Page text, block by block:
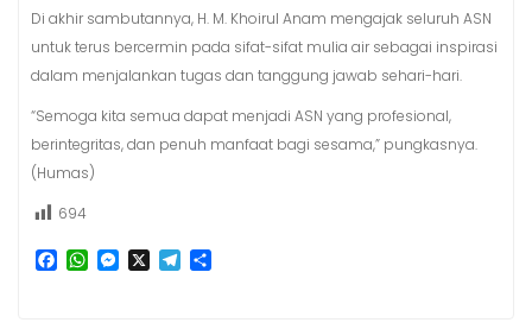
Di akhir sambutannya, H. M. Khoirul Anam mengajak seluruh ASN
untuk terus bercermin pada sifat-sifat mulia air sebagai inspirasi
dalam menjalankan tugas dan tanggung jawab sehari-hari.
“Semoga kita semua dapat menjadi ASN yang profesional,
berintegritas, dan penuh manfaat bagi sesama,” pungkasnya.
(Humas)
694
W M X T